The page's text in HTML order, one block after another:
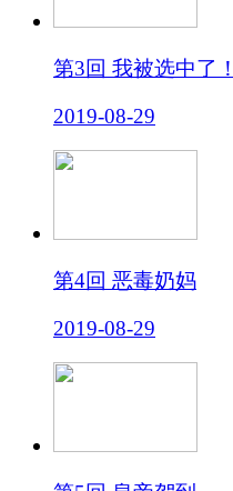
第3回 我被选中了！
2019-08-29
第4回 恶毒奶妈
2019-08-29